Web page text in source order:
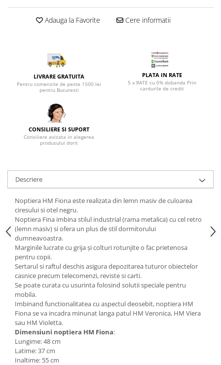
Top saltele memory 5 cm
Saltele ieftine
Saltele cu plasa de arcuri
Saltele cu spuma
Scaune manager
Mobilier bucatarie
Mobila bucatarie
Seturi mese si scaune bucatarie
Mobilier hol
Suporturi si rafturi pantofi
Portmantouri
Pantofare
Suport pentru umerase
Cuiere
Mobilier gradinita
Mese gradinita
Scaune gradinita
Set mese si scaune gradinita
Mobilier copii
Mobila camera copii
Scaune birou pentru copii
Saltele patuturi copii
Paturi copii
Masa si scaune gradinita
Seturi comode living si dormitor
Adauga la Favorite Cere informatii
LIVRARE GRATUITA
Pentru comenzile de peste 1500 lei
pentru Bucuresti
PLATA IN RATE
5 x RATE cu 0% dobanda Prin
cardurile de credit
CONSILIERE SI SUPORT
Consiliere avizata in alegerea
produsului dorit
Descriere
Noptiera HM Fiona este realizata din lemn masiv de culoarea
ciresului si otel negru.
Noptiera Fina imbina stilul industrial (rama metalica) cu cel retro
(lemn masiv) si ofera un plus de stil dormitorului
dumneavoastra.
Marginile lucrate cu grija și colturi rotunjite o fac prietenosa
pentru copii.
Sertarul si raftul deschis asigura depozitarea tuturor obiectelor
casnice precum telecomenzi, reviste si carti.
Se poate curata cu usurinta folosind solutii speciale pentru
mobila.
Imbinand functionalitatea cu aspectul deosebit, noptiera HM
Fiona se va incadra minunat langa patul HM Veronica, HM Viera
sau HM Violetta.
Dimensiuni noptiera HM Fiona:
Lungime: 48 cm
Latime: 37 cm
Inaltime: 55 cm